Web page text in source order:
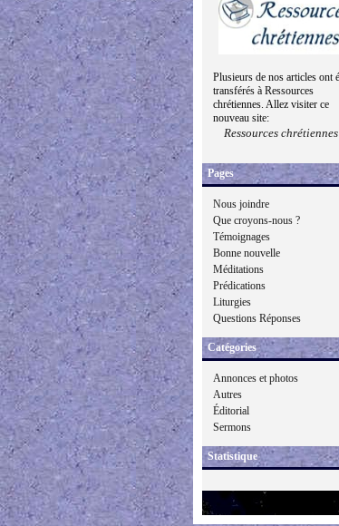
Plusieurs de nos articles ont
transférés à Ressources
chrétiennes. Allez visiter ce
nouveau site:
Ressources chrétiennes
Pages
Nous joindre
Que croyons-nous ?
Témoignages
Bonne nouvelle
Méditations
Prédications
Liturgies
Questions Réponses
Catégories
Annonces et photos
Autres
Éditorial
Sermons
Statistique